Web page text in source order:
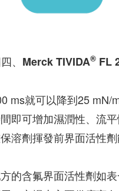
、Merck TIVIDA® FL
ms就可以降到25
即可增加濕潤性、流
溶劑揮發前界面活性劑
的含氟界面活性劑如